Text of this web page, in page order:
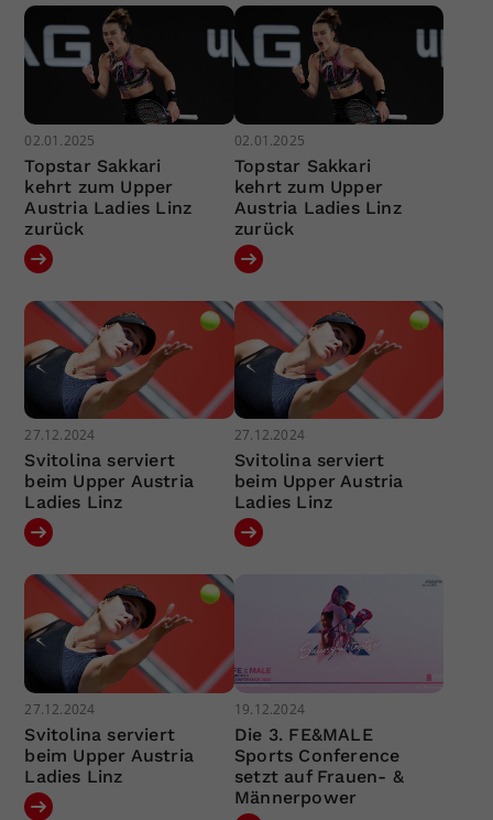
02.01.2025
Topstar Sakkari
kehrt zum Upper
Austria Ladies Linz
zurück
02.01.2025
Topstar Sakkari
kehrt zum Upper
Austria Ladies Linz
zurück
27.12.2024
Svitolina serviert
beim Upper Austria
Ladies Linz
27.12.2024
Svitolina serviert
beim Upper Austria
Ladies Linz
27.12.2024
Svitolina serviert
beim Upper Austria
Ladies Linz
19.12.2024
Die 3. FE&MALE
Sports Conference
setzt auf Frauen- &
Männerpower